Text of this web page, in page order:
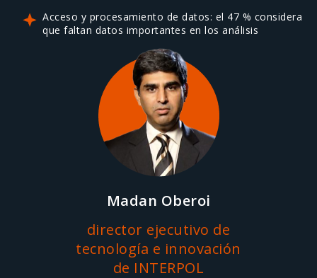
Acceso y procesamiento de datos: el 47 % considera
que faltan datos importantes en los análisis
Madan Oberoi
director ejecutivo de
tecnología e innovación
de INTERPOL